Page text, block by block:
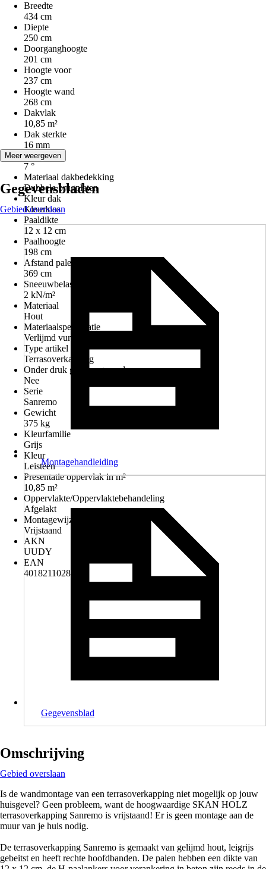
Breedte
434 cm
Diepte
250 cm
Doorganghoogte
201 cm
Hoogte voor
237 cm
Hoogte wand
268 cm
Dakvlak
10,85 m²
Dak sterkte
16 mm
Dakhelling
7 °
Materiaal dakbedekking
Dubbele brugplaten
Kleur dak
Kleurloos
Paaldikte
12 x 12 cm
Paalhoogte
198 cm
Afstand palen
369 cm
Sneeuwbelasting
2 kN/m²
Materiaal
Hout
Materiaalspecificatie
Verlijmd vuren hout
Type artikel
Terrasoverkapping
Onder druk geimpregneerd
Nee
Serie
Sanremo
Gewicht
375 kg
Kleurfamilie
Grijs
Kleur
Leisteen
Presentatie oppervlak in m²
10,85 m²
Oppervlakte/Oppervlaktebehandeling
Afgelakt
Montagewijze
Vrijstaand
AKN
UUDY
EAN
4018211028726
Meer weergeven
Gegevensbladen
Gebied overslaan
Montagehandleiding
Gegevensblad
Omschrijving
Gebied overslaan
Is de wandmontage van een terrasoverkapping niet mogelijk op jouw
huisgevel? Geen probleem, want de hoogwaardige SKAN HOLZ
terrasoverkapping Sanremo is vrijstaand! Er is geen montage aan de
muur van je huis nodig.
De terrasoverkapping Sanremo is gemaakt van gelijmd hout, leigrijs
gebeitst en heeft rechte hoofdbanden. De palen hebben een dikte van